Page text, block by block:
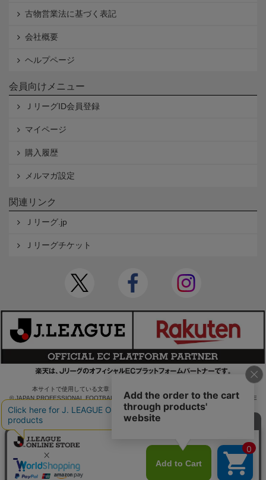
古物営業法に基づく表記
会社概要
ヘルプページ
会員向けメニュー
ＪリーグID会員登録
マイページ
購入履歴
メルマガ設定
関連リンク
Ｊリーグ.jp
Ｊリーグチケット
本サイトで使用している文章・画像等の無断での複製・転載を禁止します。
© JAPAN PROFESSIONAL FOOTBALL LEAGUE Rakuten Group, Inc. ALL RIGHTS RE
SERVED.